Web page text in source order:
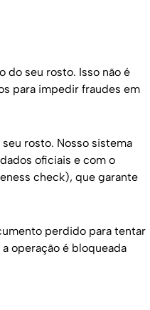
do seu rosto. Isso não é
para impedir fraudes em
rosto. Nosso sistema
oficiais e com o
check), que garante
perdido para tentar
operação é bloqueada